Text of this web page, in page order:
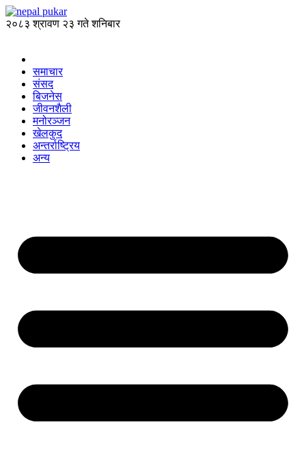
२०८३ श्रावण २३ गते शनिबार
समाचार
संसद
बिजनेस
जीवनशैली
मनोरञ्जन
खेलकुद
अन्तर्राष्ट्रिय
अन्य